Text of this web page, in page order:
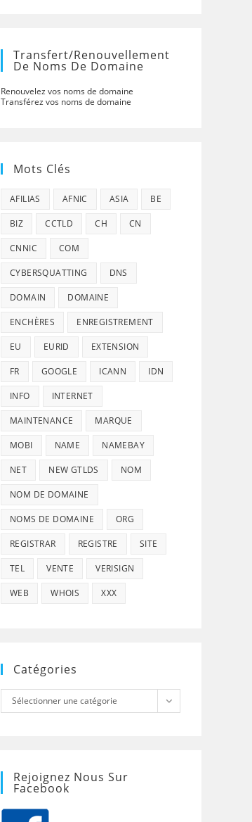
Transfert/renouvellement
De Noms De Domaine
Renouvelez vos noms de domaine
Transférez vos noms de domaine
Mots Clés
AFILIAS AFNIC ASIA BE
BIZ CCTLD CH CN
CNNIC COM
CYBERSQUATTING DNS
DOMAIN DOMAINE
ENCHÈRES ENREGISTREMENT
EU EURID EXTENSION
FR GOOGLE ICANN IDN
INFO INTERNET
MAINTENANCE MARQUE
MOBI NAME NAMEBAY
NET NEW GTLDS NOM
NOM DE DOMAINE
NOMS DE DOMAINE ORG
REGISTRAR REGISTRE SITE
TEL VENTE VERISIGN
WEB WHOIS XXX
Catégories
Catégories
Sélectionner une catégorie
Rejoignez Nous Sur
Facebook